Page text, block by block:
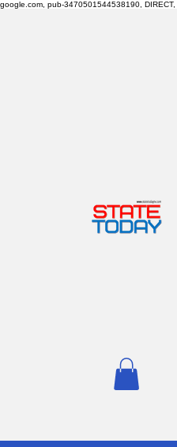
google.com, pub-3470501544538190,